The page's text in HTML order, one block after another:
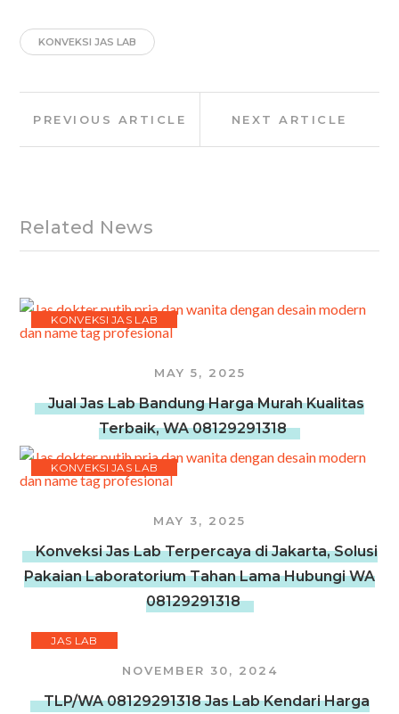
KONVEKSI JAS LAB
navigation
PREVIOUS ARTICLE NEXT ARTICLE
Related News
KONVEKSI JAS LAB
MAY 5, 2025
Jual Jas Lab Bandung Harga Murah Kualitas
Terbaik, WA 08129291318
KONVEKSI JAS LAB
MAY 3, 2025
Konveksi Jas Lab Terpercaya di Jakarta, Solusi
Pakaian Laboratorium Tahan Lama Hubungi WA
08129291318
JAS LAB
NOVEMBER 30, 2024
TLP/WA 08129291318 Jas Lab Kendari Harga